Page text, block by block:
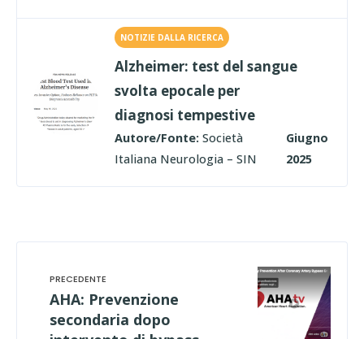
NOTIZIE DALLA RICERCA
Alzheimer: test del sangue
svolta epocale per
diagnosi tempestive
Autore/Fonte: Società
Italiana Neurologia – SIN
Giugno
2025
AHA: Prevenzione
secondaria dopo